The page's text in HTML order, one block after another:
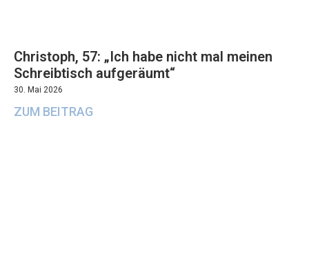
Christoph, 57: „Ich habe nicht mal meinen
Schreibtisch aufgeräumt“
30. Mai 2026
ZUM BEITRAG